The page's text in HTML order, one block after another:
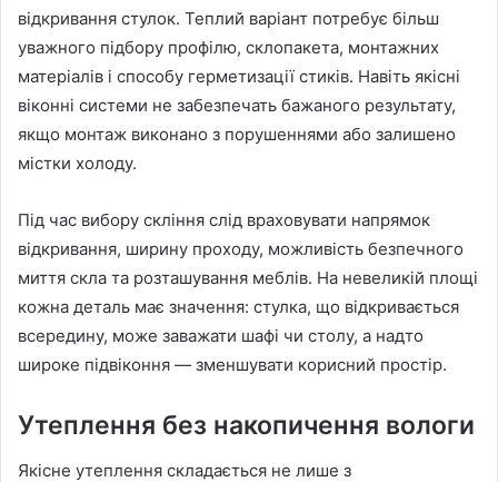
відкривання стулок. Теплий варіант потребує більш
уважного підбору профілю, склопакета, монтажних
матеріалів і способу герметизації стиків. Навіть якісні
віконні системи не забезпечать бажаного результату,
якщо монтаж виконано з порушеннями або залишено
містки холоду.
Під час вибору скління слід враховувати напрямок
відкривання, ширину проходу, можливість безпечного
миття скла та розташування меблів. На невеликій площі
кожна деталь має значення: стулка, що відкривається
всередину, може заважати шафі чи столу, а надто
широке підвіконня — зменшувати корисний простір.
Утеплення без накопичення вологи
Якісне утеплення складається не лише з